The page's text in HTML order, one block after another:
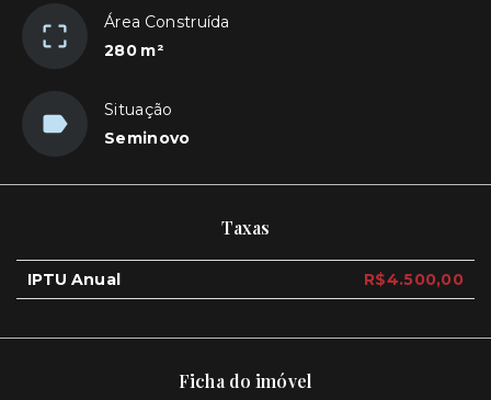
Área Construída
280 m²
Situação
Seminovo
Taxas
IPTU Anual R$4.500,00
Ficha do imóvel